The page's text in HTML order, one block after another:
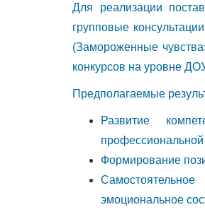
Для реализации
групповые
(Замороженные
конкурсов на уровне
Предполагаемые
Развитие
Формирование
эмоциональное